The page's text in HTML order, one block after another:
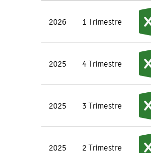
2026 1 Trimestre
2025 4 Trimestre
2025 3 Trimestre
2025 2 Trimestre